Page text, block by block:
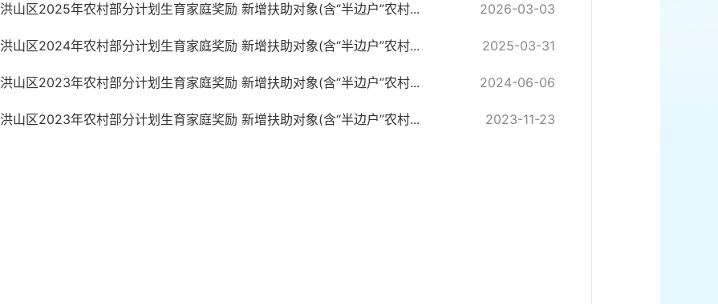
洪山区2025年农村部分计划生育家庭奖励 新增扶助对象(含“半边户”农村... 2026-03-03
洪山区2024年农村部分计划生育家庭奖励 新增扶助对象(含“半边户”农村... 2025-03-31
洪山区2023年农村部分计划生育家庭奖励 新增扶助对象(含“半边户”农村... 2024-06-06
洪山区2023年农村部分计划生育家庭奖励 新增扶助对象(含“半边户”农村... 2023-11-23